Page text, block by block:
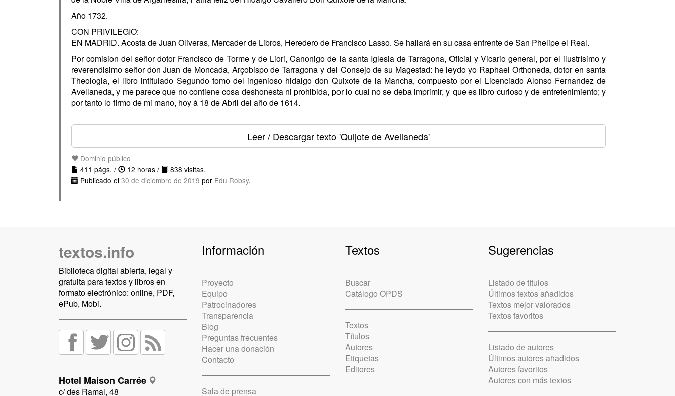
Año 1732.
CON PRIVILEGIO:
EN MADRID. Acosta de Juan Oliveras, Mercader de Libros, Heredero de Francisco Lasso. Se hallará en su casa enfrente de San Phelipe el Real.
Por comision del señor dotor Francisco de Torme y de Liori, Canonigo de la santa Iglesia de Tarragona, Oficial y Vicario general, por el ilustrísimo y
reverendisimo señor don Juan de Moncada, Arçobispo de Tarragona y del Consejo de su Magestad: he leydo yo Raphael Orthoneda, dotor en santa
Theologia, el libro intitulado Segundo tomo del ingenioso hidalgo don Quixote de la Mancha, compuesto por el Licenciado Alonso Fernandez de
Avellaneda, y me parece que no contiene cosa deshonesta ni prohibida, por lo cual no se deba imprimir, y que es libro curioso y de entretenimiento; y
por tanto lo firmo de mi mano, hoy á 18 de Abril del año de 1614.
Leer / Descargar texto'Quijote de Avellaneda'
Dominio público
411 págs. /
12 horas /
838 visitas.
Publicado el 30 de diciembre de 2019 por Edu Robsy.
textos.info
Biblioteca digital abierta, legal y
gratuita para textos y libros en
formato electrónico: online, PDF,
ePub, Mobi.
Hotel Maison Carrée
c/ des Ramal, 48
Información
Proyecto
Equipo
Patrocinadores
Transparencia
Blog
Preguntas frecuentes
Hacer una donación
Contacto
Sala de prensa
Textos
Buscar
Catálogo OPDS
Textos
Títulos
Autores
Etiquetas
Editores
Sugerencias
Listado de títulos
Últimos textos añadidos
Textos mejor valorados
Textos favoritos
Listado de autores
Últimos autores añadidos
Autores favoritos
Autores con más textos